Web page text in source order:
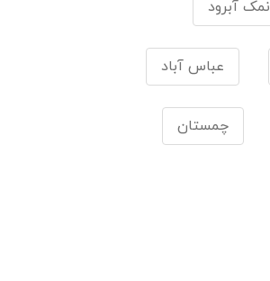
نمک آبرود
عباس آباد
چمستان